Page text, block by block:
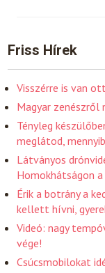
Friss Hírek
Visszérre is van
Magyar
Tényleg
meglátod,
Látványos
Homokhátságon
Érik a botrány a
kellett hívni,
Videó: nagy
vége!
Csúcsmobilokat